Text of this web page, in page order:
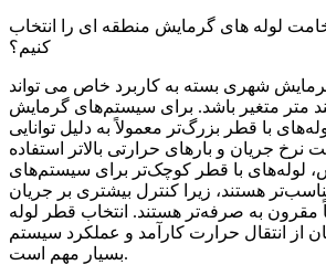
لوله های گرمایش منطقه ای را انتخاب
کنیم؟
شهری بسته به کاربرد خاص می تواند
متر متغیر باشد. برای سیستم‌های گرمایش
با قطر بزرگ‌تر معمولاً به دلیل توانایی
نرخ جریان و بارهای حرارتی بالاتر استفاده
لوله‌های با قطر کوچک‌تر برای سیستم‌های
هستند، زیرا کنترل بیشتری بر جریان
مقرون به صرفه‌تر هستند. انتخاب قطر لوله
از انتقال حرارت کارآمد و عملکرد سیستم
بسیار مهم است.